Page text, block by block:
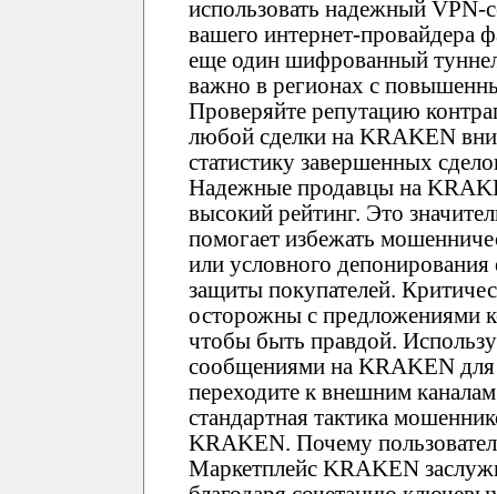
использовать надежный VPN-
вашего интернет-провайдера
еще один шифрованный
важно в регионах с
Проверяйте репутацию
любой сделки на KRAKEN
статистику завершенных
Надежные продавцы на
высокий рейтинг. Это
помогает избежать
или условного
защиты покупателей.
осторожны с предложениями
чтобы быть правдой.
сообщениями на KRAKEN для
переходите к внешним
стандартная тактика
KRAKEN. Почему
Маркетплейс KRAKEN